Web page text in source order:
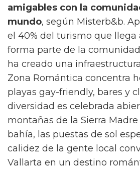
amigables con la
mundo, según Misterb&b.
el 40% del turismo que llega
forma parte de la comunidad
ha creado una
Zona Romántica concentra
playas gay-friendly, bares y
diversidad es celebrada
montañas de la Sierra
bahía, las puestas de sol
calidez de la gente local
Vallarta en un destino